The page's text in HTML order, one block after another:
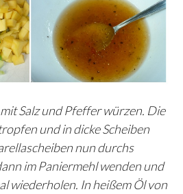
Salz und Pfeffer würzen. Die
und in dicke Scheiben
nun durchs
im Paniermehl wenden und
wiederholen. In heißem Öl von